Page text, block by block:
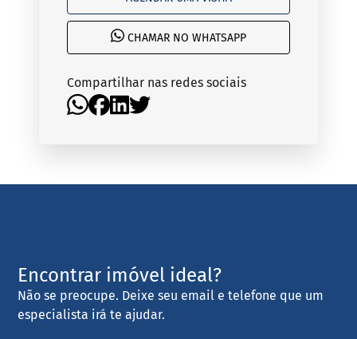
CHAMAR NO WHATSAPP
Compartilhar nas redes sociais
Encontrar imóvel ideal?
Não se preocupe. Deixe seu email e telefone que um
especialista irá te ajudar.